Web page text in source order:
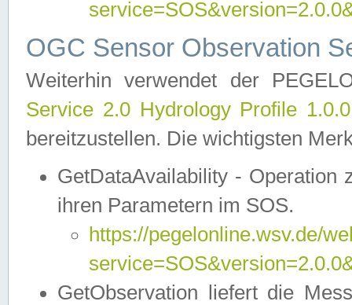
OGC Sensor Observation
Weiterhin verwendet der
Service 2.0 Hydrology Profile
bereitzustellen. Die wichtigsten
GetDataAvailability - Operation
ihren Parametern im SOS.
https://pegelonline.wsv.de/
GetObservation liefert die